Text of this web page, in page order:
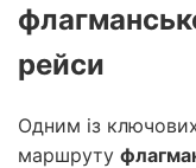
рейси
Одним із
маршруту